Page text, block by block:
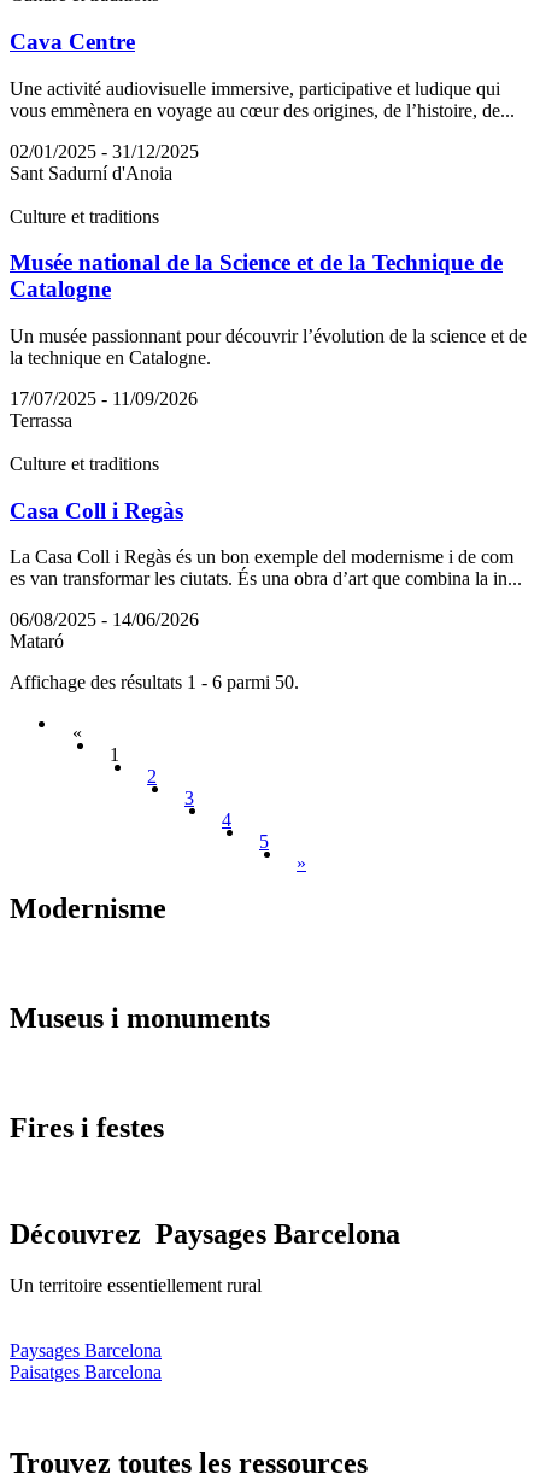
Cava Centre
Une activité audiovisuelle immersive, participative et ludique qui
vous emmènera en voyage au cœur des origines, de l’histoire, de...
02/01/2025 - 31/12/2025
Sant Sadurní d'Anoia
Culture et traditions
Musée national de la Science et de la Technique de
Catalogne
Un musée passionnant pour découvrir l’évolution de la science et de
la technique en Catalogne.
17/07/2025 - 11/09/2026
Terrassa
Culture et traditions
Casa Coll i Regàs
La Casa Coll i Regàs és un bon exemple del modernisme i de com
es van transformar les ciutats. És una obra d’art que combina la in...
06/08/2025 - 14/06/2026
Mataró
Affichage des résultats 1 - 6 parmi 50.
«
1
2
3
4
5
»
Modernisme
Museus i monuments
Fires i festes
Découvrez Paysages Barcelona
Un territoire essentiellement rural
Paysages Barcelona
Paisatges Barcelona
Trouvez toutes les ressources